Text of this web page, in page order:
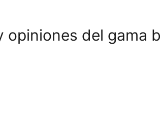
opiniones del gama